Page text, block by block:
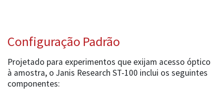
Configuração Padrão
Projetado para experimentos que exijam acesso óptico
à amostra, o Janis Research ST-100 inclui os seguintes
componentes: